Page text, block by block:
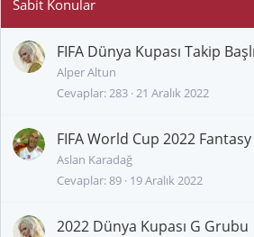
FIFA Dünya Kupası Takip
Alper Altun
Cevaplar 283 21 Aralık 2022
FIFA World Cup 2022
Aslan Karadağ
Cevaplar 89 19 Aralık 2022
2022 Dünya Kupası G Grubu